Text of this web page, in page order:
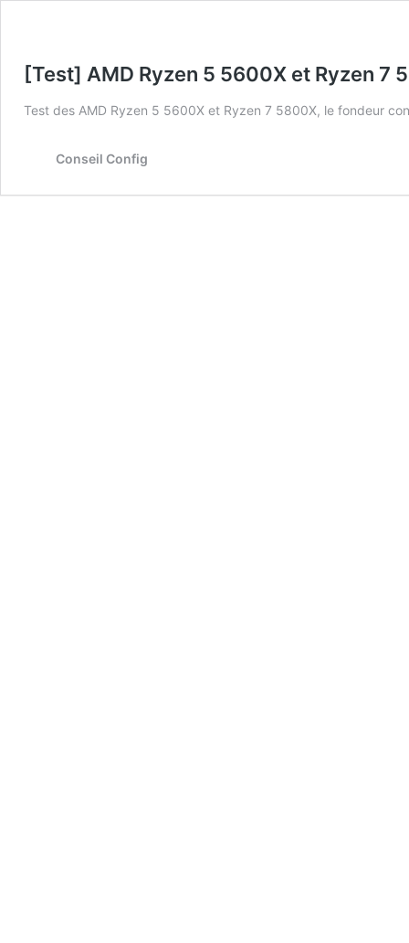
[Test] AMD Ryzen 5 5600X et Ryzen 7
Test des AMD Ryzen 5 5600X et Ryzen 7 5800X, le fondeur
Conseil Config